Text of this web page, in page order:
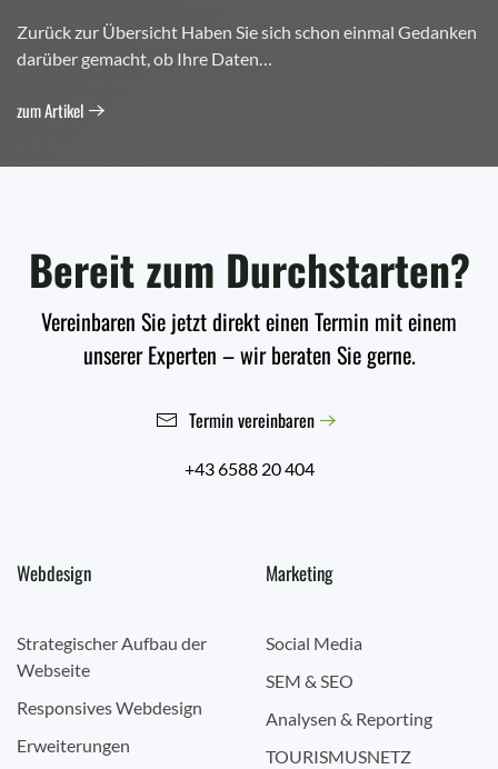
Zurück zur Übersicht Haben Sie sich schon einmal Gedanken
darüber gemacht, ob Ihre Daten…
zum Artikel
Bereit zum Durchstarten?
Vereinbaren Sie jetzt direkt einen Termin mit einem
unserer Experten – wir beraten Sie gerne.
Termin vereinbaren
+43 6588 20 404
Webdesign
Strategischer Aufbau der
Webseite
Responsives Webdesign
Erweiterungen
Marketing
Social Media
SEM & SEO
Analysen & Reporting
TOURISMUSNETZ